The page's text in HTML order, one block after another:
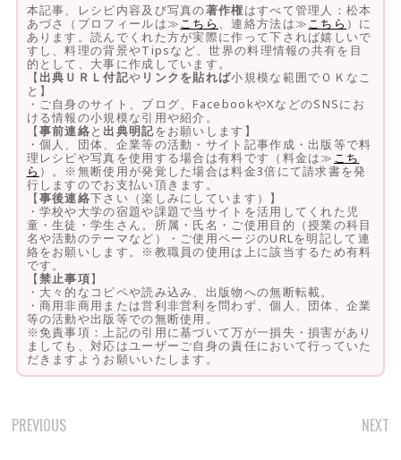
本記事、レシピ内容及び写真の著作権はすべて管理人：松本
あづさ（プロフィールは≫こちら 、連絡方法は≫こちら ）に
あります。読んでくれた方が実際に作って下されば嬉しいで
すし、料理の背景やTipsなど、世界の料理情報の共有を目
的として、大事に作成しています。
【 出典ＵＲＬ付記や リンクを貼れば小規模な範囲でＯＫなこ
と】
・ご自身のサイト、ブログ、FacebookやXなどのSNSにお
ける情報の小規模な引用や紹介。
【事前連絡と 出典明記をお願いします】
・個人、団体、企業等の活動・サイト記事作成・出版等で料
理レシピや写真を使用する場合は有料です（料金は≫ こち
ら ）。※無断使用が発覚した場合は料金3倍にて請求書を発
行しますのでお支払い頂きます。
【事後連絡下さい（楽しみにしています）】
・学校や大学の宿題や課題で当サイトを活用してくれた児
童・生徒・学生さん。所属・氏名・ご使用目的（授業の科目
名や活動のテーマなど）・ご使用ページのURLを明記して連
絡をお願いします。※教職員の使用は上に該当するため有料
です。
【禁止事項】
・大々的なコピペや読み込み、出版物への無断転載。
・商用非商用または営利非営利を問わず、個人、団体、企業
等の活動や出版等での無断使用。
※免責事項：上記の引用に基づいて万が一損失・損害があり
ましても、対応はユーザーご自身の責任において行っていた
だきますようお願いいたします。
POST
PREVIOUS NEXT